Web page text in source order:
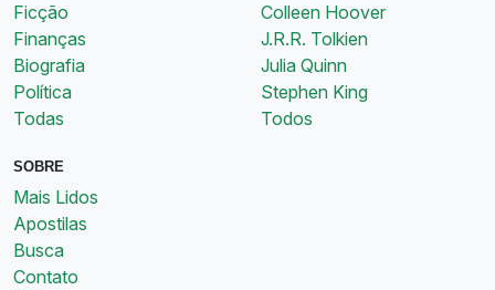
Ficção
Finanças
Biografia
Política
Todas
Colleen Hoover
J.R.R. Tolkien
Julia Quinn
Stephen King
Todos
SOBRE
Mais Lidos
Apostilas
Busca
Contato